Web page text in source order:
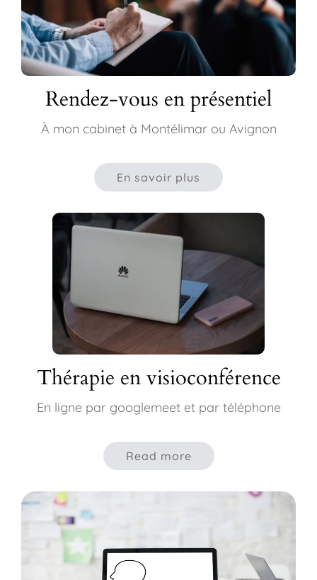
Rendez-vous en présentiel
À mon cabinet à Montélimar ou Avignon
En savoir plus
Thérapie en visioconférence
En ligne par googlemeet et par téléphone
Read more